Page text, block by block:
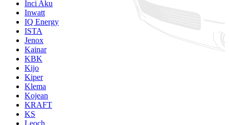
Inci Aku
Inwatt
IQ Energy
ISTA
Jenox
Kainar
KBK
Kijo
Kiper
Klema
Kojean
KRAFT
KS